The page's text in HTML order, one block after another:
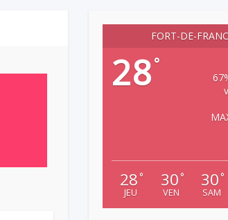
FORT-DE-
28°
28 °
JEU
30 °
VEN
30 °
SAM